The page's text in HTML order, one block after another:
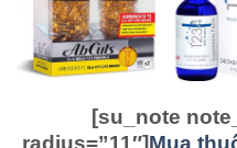
[su_note
radius=”11″]Mua